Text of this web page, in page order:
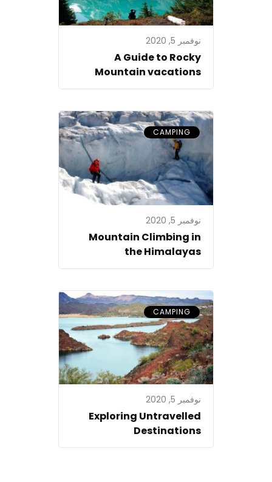
نوفمبر 5, 2020
A Guide to Rocky
Mountain vacations
CAMPING
نوفمبر 5, 2020
Mountain Climbing in
the Himalayas
CAMPING
نوفمبر 5, 2020
Exploring Untravelled
Destinations